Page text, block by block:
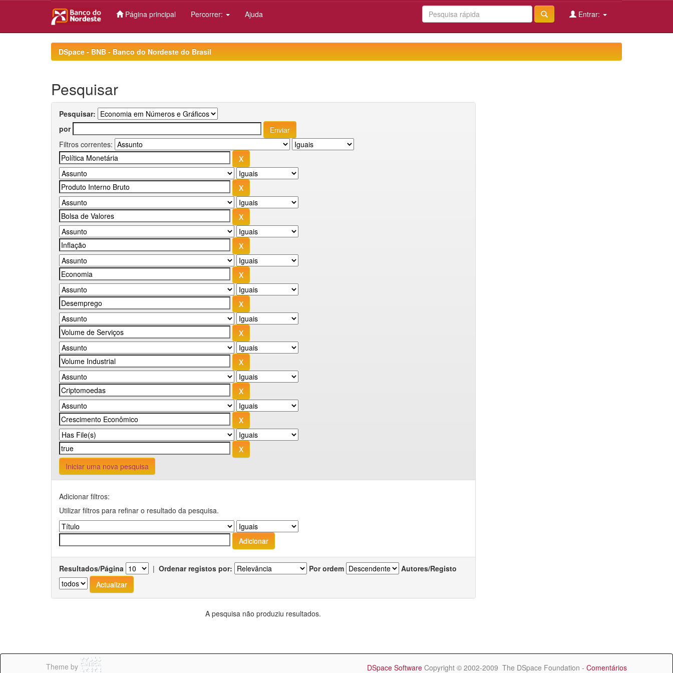
Página principal Percorrer: Ajuda Entrar:
DSpace - BNB - Banco do Nordeste do Brasil
Pesquisar
Pesquisar:
por
Filtros correntes:
Iniciar uma nova pesquisa
Adicionar filtros:
Utilizar filtros para refinar o resultado da pesquisa.
Resultados/Página | Ordenar registos por: Por ordem Autores/Registo
A pesquisa não produziu resultados.
Theme by DSpace Software Copyright © 2002-2009 The DSpace Foundation - Comentários